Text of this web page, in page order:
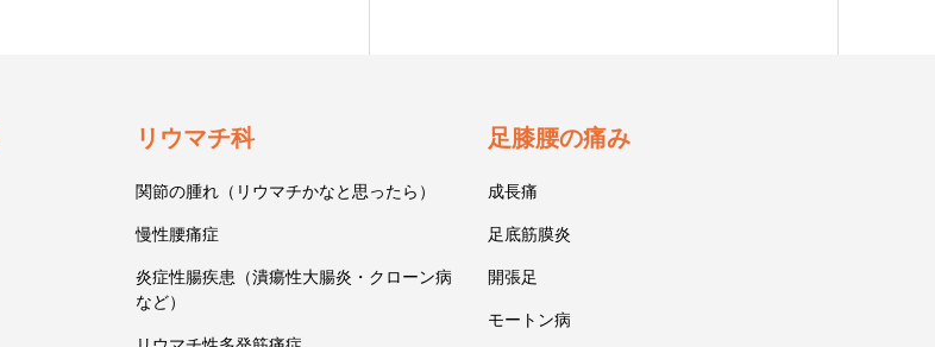
リウマチ科
関節の腫れ（リウマチかなと思ったら）
慢性腰痛症
炎症性腸疾患（潰瘍性大腸炎・クローン病
など）
足膝腰の痛み
成長痛
足底筋膜炎
開張足
モートン病